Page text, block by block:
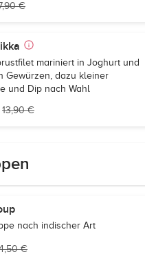
€
mariniert in Joghurt und
Gewürzen, dazu kleiner
und Dip nach Wahl
13,90 €
nach indischer Art
€